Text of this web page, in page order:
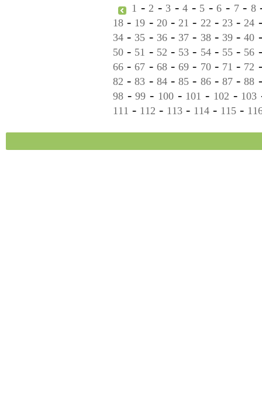
1 -2 - 3 -4 - 5 -6 - 7- 8
18 - 19 - 20-21 - 22 - 23-24
34 - 35 - 36- 37 - 38- 39-40
50 - 51 - 52 - 53 - 54- 55- 56
66 -67 - 68-69 - 70- 71 - 72
82 -83 - 84-85 - 86- 87-88
98 -99 - 100- 101 - 102 - 103
111 - 112 - 113 - 114 - 115 -